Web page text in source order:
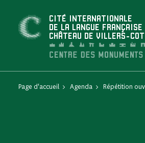
CITÉ INTERNATIONALE
DE LA LANGUE FRANÇAISE
CHÂTEAU DE VILLERS-
Page d'accueil Agenda Répétition